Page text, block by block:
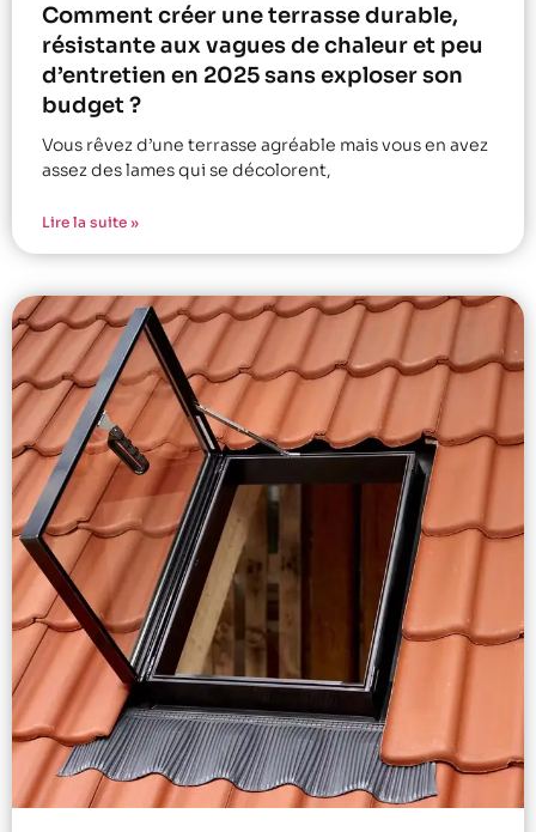
Comment créer une terrasse durable,
résistante aux vagues de chaleur et peu
d’entretien en 2025 sans exploser son
budget ?
Vous rêvez d’une terrasse agréable mais vous en avez
assez des lames qui se décolorent,
Lire la suite »